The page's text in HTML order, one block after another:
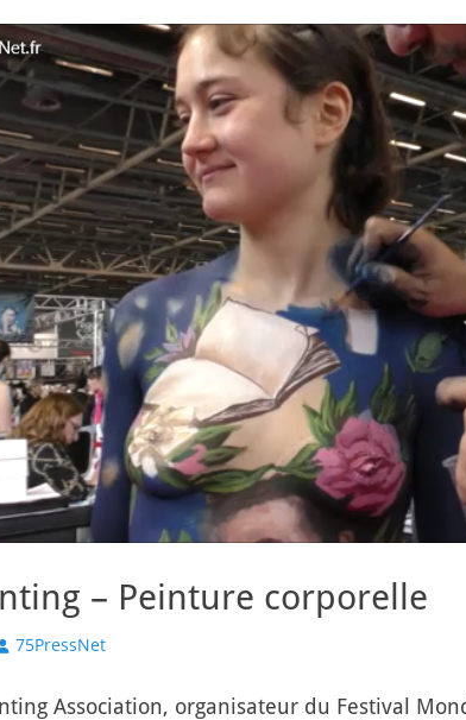
– Peinture corporelle
75PressNet
Association, organisateur du Festival